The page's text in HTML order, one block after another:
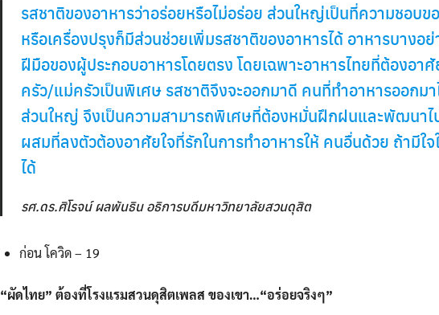
รสชาติของอาหารว่าอร่อยหรือไม่อร่อย ส่วนใหญ่เป็นที่ความชอบ
หรือเครื่องปรุงก็มีส่วนช่วยเพิ่มรสชาติของอาหารได้ อาหารบางอ
ฝีมือของผู้ประกอบอาหารโดยตรง โดยเฉพาะอาหารไทยที่ต้องอ
ครัว/แม่ครัวเป็นพิเศษ รสชาติจึงจะออกมาดี คนที่ทำอาหารออกม
ส่วนใหญ่ จึงเป็นความสามารถพิเศษที่ต้องหมั่นฝึกฝนและพัฒนาไ
ผสมที่ลงตัวต้องอาศัยใจที่รักในการทำอาหารให้ คนอื่นด้วย ถ้ามีใจ
ได้
รศ.ดร.ศิโรจน์ ผลพันธิน อธิการบดีมหาวิทยาลัยสวนดุสิต
ก่อน โควิด – 19
“ผัดไทย” ต้องที่โรงแรมสวนดุสิตเพลส ของเขา…“อร่อยจริงๆ”